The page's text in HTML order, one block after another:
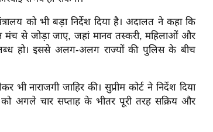
को भी बड़ा निर्देश दिया है। अदालत ने कहा कि
से जोड़ा जाए, जहां मानव तस्करी, महिलाओं और
हो। इससे अलग-अलग राज्यों की पुलिस के बीच
नाराजगी जाहिर की। सुप्रीम कोर्ट ने निर्देश दिया
को अगले चार सप्ताह के भीतर पूरी तरह सक्रिय और